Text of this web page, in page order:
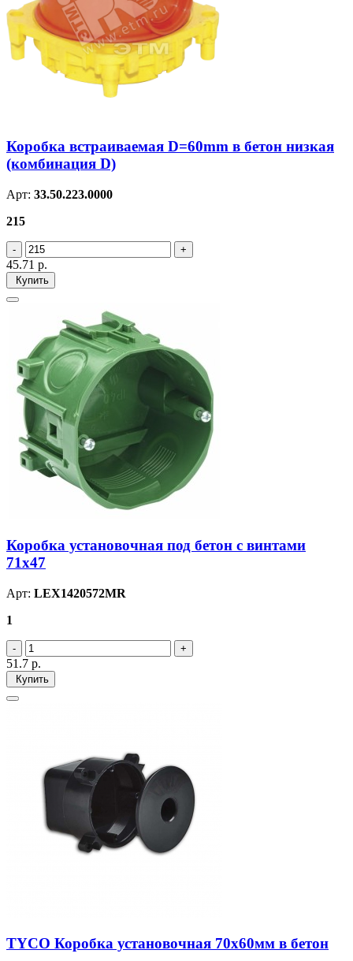
Коробка встраиваемая D=60mm в бетон низкая
(комбинация D)
Арт: 33.50.223.0000
215
45.71 р.
Купить
Коробка установочная под бетон с винтами
71х47
Арт: LEX1420572MR
1
51.7 р.
Купить
TYCO Коробка установочная 70х60мм в бетон